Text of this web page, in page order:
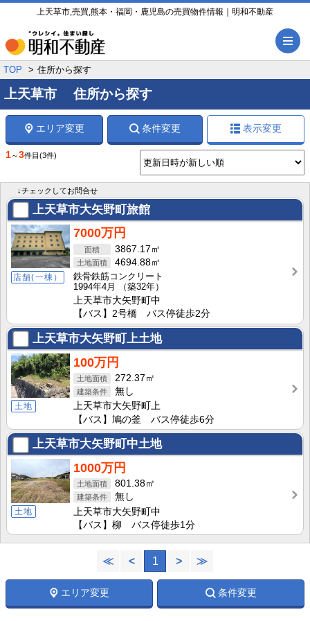
上天草市,売買,熊本・福岡・鹿児島の売買物件情報｜明和不動産
TOP 住所から探す
上天草市 住所から探す
エリア変更 条件変更 表示変更
1～3件目 (3件)
↓チェックしてお問合せ
上天草市大矢野町旅館
店舗(一棟）
7000万円
3867.17㎡
4694.88㎡
鉄骨鉄筋コンクリート
1994年4月
（築32年）
上天草市大矢野町中
【バス】2号橋 バス停徒歩2分
上天草市大矢野町上土地
土地
100万円
272.37㎡
無し
上天草市大矢野町上
【バス】鳩の釜 バス停徒歩6分
上天草市大矢野町中土地
土地
1000万円
801.38㎡
無し
上天草市大矢野町中
【バス】柳 バス停徒歩1分
≪ < 1 > ≫
エリア変更 条件変更